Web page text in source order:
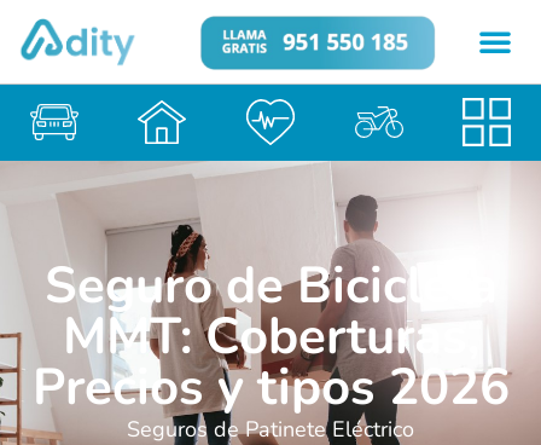
Seguro de Bicicleta
MMT: Coberturas,
Precios y tipos 2026
Seguros de Patinete Eléctrico